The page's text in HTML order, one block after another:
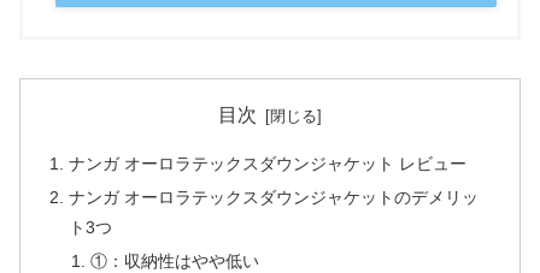
目次
ナンガ オーロラテックスダウンジャケット レビュー
ナンガ オーロラテックスダウンジャケットのデメリッ
ト3つ
①：収納性はやや低い